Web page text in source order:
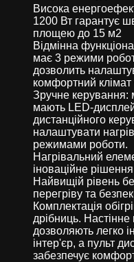
Висока
1200 Вт гарантує
площею до 15 м2
Відмінна
має 3 режими
дозволить
комфортний клімат
Зручне керування:
мають LED-
дистанційного
налаштувати
режимами роботи.
Нагрівальний
іноваційне
Найвищій рівень
перегріву та
Комплектація
дрібниць. Настінне
дозволяють легко
інтер'єр, а пульт
забезпечує